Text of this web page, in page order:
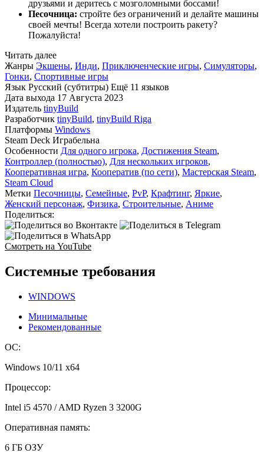
друзьями и деритесь с мозголомными боссами!
Песочница: стройте без ограничений и делайте машины
своей мечты! Всегда хотели построить ракету?
Пожалуйста!
Читать далее
Жанры Экшены, Инди, Приключенческие игры, Симуляторы,
Гонки, Спортивные игры
Язык Русский (субтитры) Ещё 11 языков
Дата выхода 17 Августа 2023
Издатель tinyBuild
Разработчик tinyBuild, tinyBuild Riga
Платформы Windows
Steam Deck Играбельна
Особенности Для одного игрока, Достижения Steam,
Контроллер (полностью), Для нескольких игроков,
Кооперативная игра, Кооператив (по сети), Мастерская Steam,
Steam Cloud
Метки Песочницы, Семейные, PvP, Крафтинг, Яркие,
Женский персонаж, Физика, Строительные, Аниме
Поделиться:
Смотреть на YouTube
Системные требования
WINDOWS
Минимальные
Рекомендованные
ОС:
Windows 10/11 x64
Процессор:
Intel i5 4570 / AMD Ryzen 3 3200G
Оперативная память:
6 ГБ ОЗУ